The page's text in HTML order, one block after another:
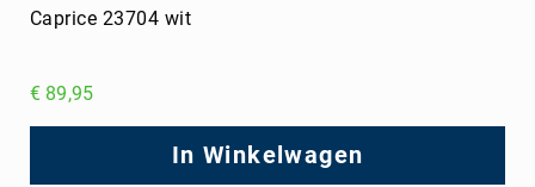
Caprice 23704 wit
€ 89,95
In Winkelwagen